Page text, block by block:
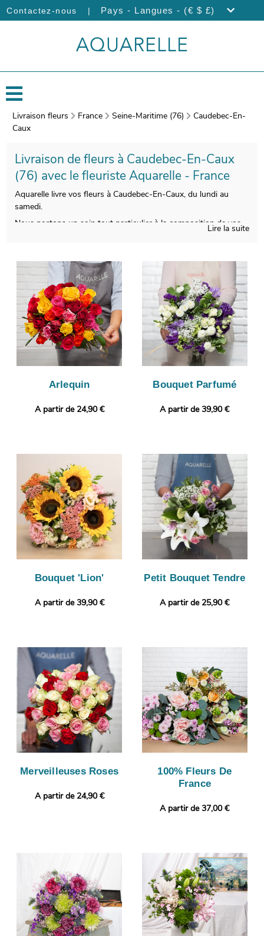
Contactez-nous | Pays - Langues - (€ $ £)
Livraison fleurs France Seine-Maritime (76)
Caudebec-En-
Caux
Livraison de fleurs à Caudebec-En-Caux
(76) avec le fleuriste Aquarelle - France
Aquarelle livre vos fleurs à Caudebec-En-Caux, du lundi au
samedi.
Nous portons un soin tout particulier à la composition de vos
envelopper votre composition florale. Àvant de l’expédier, une
photo de votre composition sera prise. Cette image vous est
ensuite envoyée de manière à ce que vous puissiez vous
assurer que le bouquet qui sera reçu par le destinataire
correspond à celui que vous avez sélectionné. La livraison sera
ensuite lancée. Rendez votre cadeau plus personnel encore en
ajoutant selon vos envies une photo ou un message
personnalisé.
Lire la suite
Arlequin
A partir de 24,90 €
Bouquet Parfumé
A partir de 39,90 €
Bouquet 'Lion'
A partir de 39,90 €
Petit Bouquet Tendre
A partir de 25,90 €
Merveilleuses Roses
A partir de 24,90 €
100% Fleurs De
France
A partir de 37,00 €